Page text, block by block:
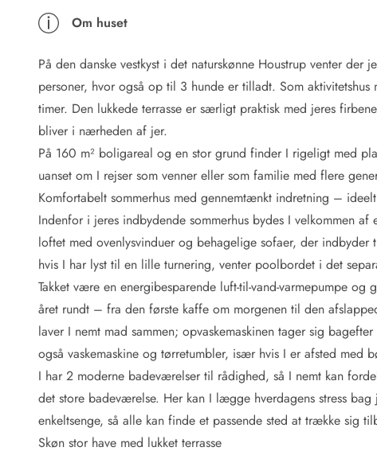
Forbrugsafregning (Strøm, vand...)
Lån og lej
Rengøring
Gavekort
Book tidligt
Lejebetingelser
Vejret i Danmark
Sæsontider
Baderegler
Naturbeskyttelse
Webcam
Fotokonkurrence
Fordele hos os
Esmark Rejsecurity
Esmark KidsVIP
Esmark VIP: Fordele og rabataftaler
Prisgaranti
Ingen depositum
Gæsteanmeldelser
Gratis WiFi i ferieområdet
Om huset
På den danske vestkyst i det naturskønne Houstrup venter
personer, hvor også op til 3 hunde er tilladt. Som
timer. Den lukkede terrasse er særligt praktisk med jeres
bliver i nærheden af jer.
På 160 m² boligareal og en stor grund finder I rigeligt med
uanset om I rejser som venner eller som familie med flere
Komfortabelt sommerhus med gennemtænkt indretning –
Indenfor i jeres indbydende sommerhus bydes I velkommen
loftet med ovenlysvinduer og behagelige sofaer, der
hvis I har lyst til en lille turnering, venter poolbordet i det
Takket være en energibesparende luft-til-vand-varmepumpe
året rundt – fra den første kaffe om morgenen til den
laver I nemt mad sammen; opvaskemaskinen tager sig
også vaskemaskine og tørretumbler, især hvis I er afsted med
I har 2 moderne badeværelser til rådighed, så I nemt kan
det store badeværelse. Her kan I lægge hverdagens stress
enkeltsenge, så alle kan finde et passende sted at trække sig
Skøn stor have med lukket terrasse